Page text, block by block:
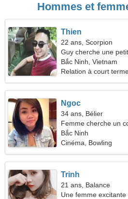
Hommes et
Thien
22 ans, Scorpion
Guy cherche une
Bắc Ninh, Vietnam
Relation à court
Ngoc
34 ans, Bélier
Femme cherche un
Bắc Ninh
Cinéma, Bowling
Trinh
21 ans, Balance
Une femme